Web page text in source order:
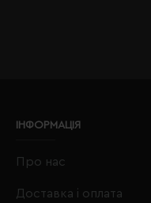
ІНФОРМАЦІЯ
Про нас
Доставка і оплата